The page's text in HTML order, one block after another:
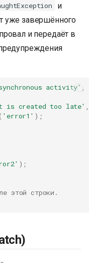
и
уже завершённого
и передаёт в
activity' ,
is created too late' ,
'error1' );
);
этой строки.